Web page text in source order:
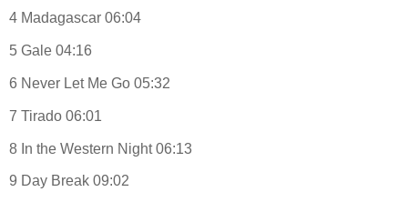
4 Madagascar 06:04
5 Gale 04:16
6 Never Let Me Go 05:32
7 Tirado 06:01
8 In the Western Night 06:13
9 Day Break 09:02